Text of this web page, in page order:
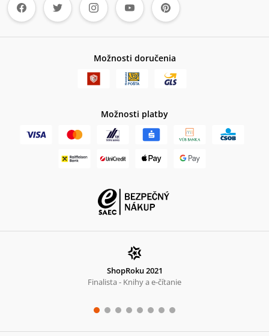
Možnosti doručenia
Možnosti platby
ShopRoku 2021
Finalista - Knihy a e-čítanie